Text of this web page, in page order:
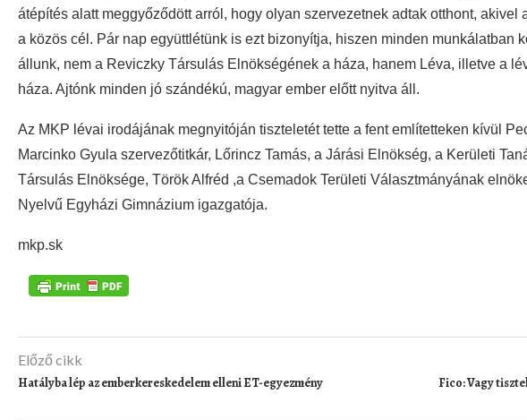
átépítés alatt meggyőződött arról, hogy olyan szervezetnek adtak otthont,
a közös cél. Pár nap együttlétünk is ezt bizonyítja, hiszen minden munkálatban
állunk, nem a Reviczky Társulás Elnökségének a háza, hanem Léva, illetve a
háza. Ajtónk minden jó szándékú, magyar ember előtt nyitva áll.
Az MKP lévai irodájának megnyitóján tiszteletét tette a fent említetteken kívül
Marcinko Gyula szervezőtitkár, Lőrincz Tamás, a Járási Elnökség, a Kerületi
Társulás Elnöksége, Török Alfréd ,a Csemadok Területi Választmányának
Nyelvű Egyházi Gimnázium igazgatója.
mkp.sk
Előző cikk
Hatályba lép az emberkereskedelem elleni ET-egyezmény
Fico: Vagy